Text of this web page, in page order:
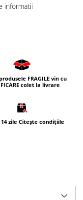
informatii
FRAGILE vin cu
colet la livrare
zile Citește condițiile